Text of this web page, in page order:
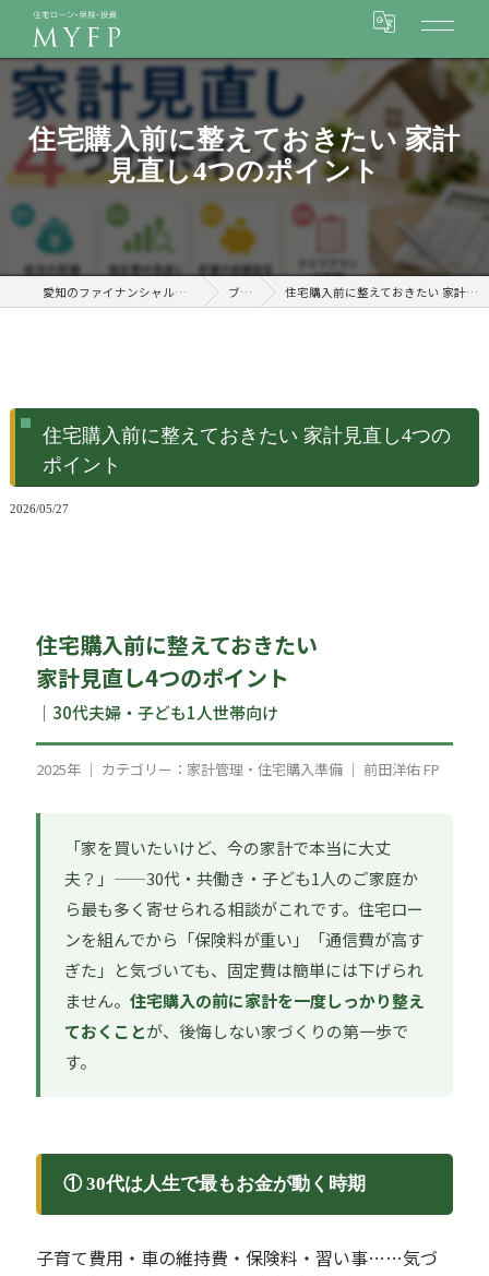
住宅購入前に整えておきたい 家計
見直し4つのポイント
愛知のファイナンシャルプランナーはMYFP ブログ 住宅購入前に整えておきたい 家計見直し4つのポイント
住宅購入前に整えておきたい 家計見直し4つの
ポイント
2026/05/27
住宅購入前に整えておきたい
家計見直し4つのポイント
｜30代夫婦・子ども1人世帯向け
2025年 ｜ カテゴリー：家計管理・住宅購入準備 ｜ 前田洋佑 FP
「家を買いたいけど、今の家計で本当に大丈
夫？」——30代・共働き・子ども1人のご家庭か
ら最も多く寄せられる相談がこれです。住宅ロー
ンを組んでから「保険料が重い」「通信費が高す
ぎた」と気づいても、固定費は簡単には下げられ
ません。 住宅購入の前に家計を一度しっかり整え
ておくことが、後悔しない家づくりの第一歩で
す。
① 30代は人生で最もお金が動く時期
子育て費用・車の維持費・保険料・習い事……気づ